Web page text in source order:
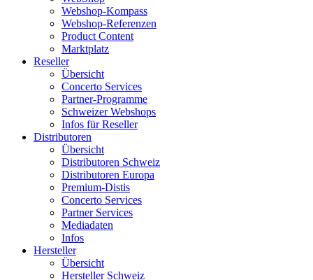
Webshop-Kompass
Webshop-Referenzen
Product Content
Marktplatz
Reseller
Übersicht
Concerto Services
Partner-Programme
Schweizer Webshops
Infos für Reseller
Distributoren
Übersicht
Distributoren Schweiz
Distributoren Europa
Premium-Distis
Concerto Services
Partner Services
Mediadaten
Infos
Hersteller
Übersicht
Hersteller Schweiz